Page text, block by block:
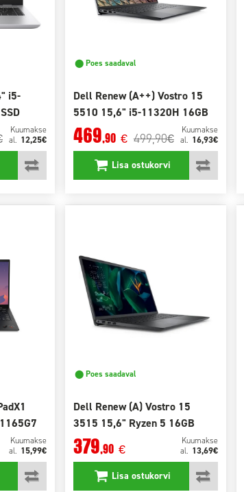
i5-
Kuumakse
al. 12,25€
⬤ Poes saadaval
Dell Renew (A++) Vostro 15
5510 15,6" i5-11320H 16GB
512GB SSD
469,90 € 499,90€
Kuumakse
al. 16,93€
Lisa ostukorvi
Kuumakse
al. 15,99€
⬤ Poes saadaval
Dell Renew (A) Vostro 15
3515 15,6" Ryzen 5 16GB
512GB SSD
379,90 €
Kuumakse
al. 13,69€
Lisa ostukorvi